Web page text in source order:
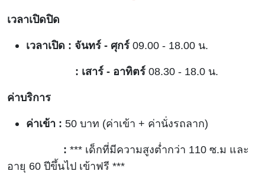
เวลาเปิดปิด
เวลาเปิด : จันทร์ - ศุกร์ 09.00 - 18.00 น.
: เสาร์ - อาทิตร์ 08.30 - 18.0 น.
ค่าบริการ
ค่าเข้า : 50 บาท (ค่าเข้า + ค่านั่งรถลาก)
: *** เด็กที่มีความสูงต่ำกว่า 110 ซ.ม และ
อายุ 60 ปีขึ้นไป เข้าฟรี ***